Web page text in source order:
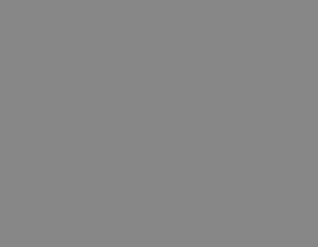
la gestione
combinazione
al fine di
siano